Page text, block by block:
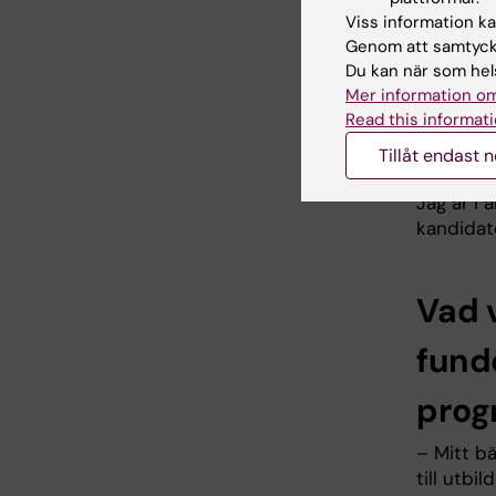
Vad
– Jag är
jag att
Jag är i
Vad
– Mitt
till
Viss information
Genom att
Du kan när som
Mer information
Read this
Tillåt endast